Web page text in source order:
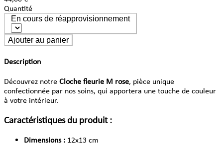
Quantité
En cours de réapprovisionnement
Ajouter au panier
Description
Découvrez notre Cloche fleurie M rose, pièce unique
confectionnée par nos soins, qui apportera une touche de couleur
à votre intérieur.
Caractéristiques du produit :
Dimensions : 12x13 cm